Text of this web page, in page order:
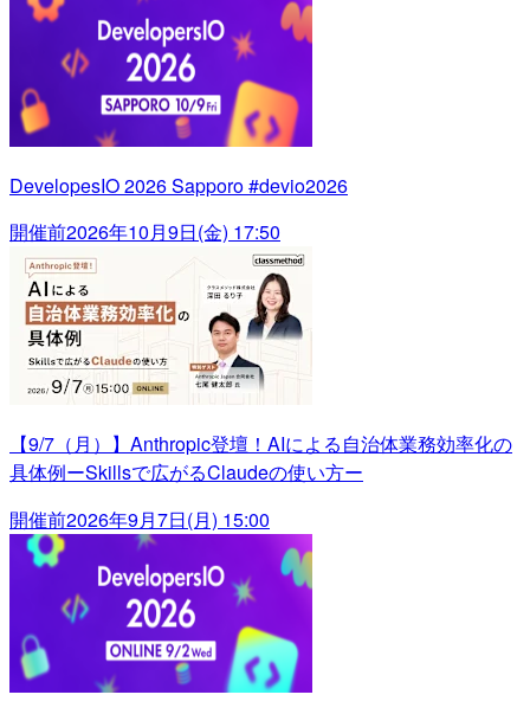
DevelopesIO 2026 Sapporo #devio2026
開催前2026年10月9日(金) 17:50
【9/7（月）】Anthropic登壇！AIによる自治体業務効率化の
具体例ーSkillsで広がるClaudeの使い方ー
開催前2026年9月7日(月) 15:00